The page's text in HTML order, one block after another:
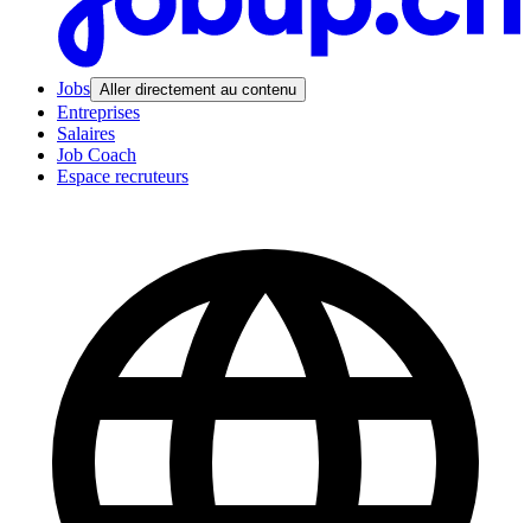
Jobs Aller directement au contenu
Entreprises
Salaires
Job Coach
Espace recruteurs